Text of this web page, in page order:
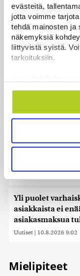
evästeitä,
jotta voimme
tehdä mainosten ja
näkemyksiä
liittyvistä syistä.
tarkoituksiin.
Kerätä
mahdollisesti
Lue lisää siitä,
suostumustasi tai
Käytämme
räätälöimiseen,
tukemiseen ja
jaamme
alan
kerätty, kun olet
Uutiset | 10.8.2026 9:12
Sepelkyyhkyn,
Yli puolet
asiakkaista ei
asiakasmaksua
Uutiset | 10.8.2026 9:02
Mielipiteet